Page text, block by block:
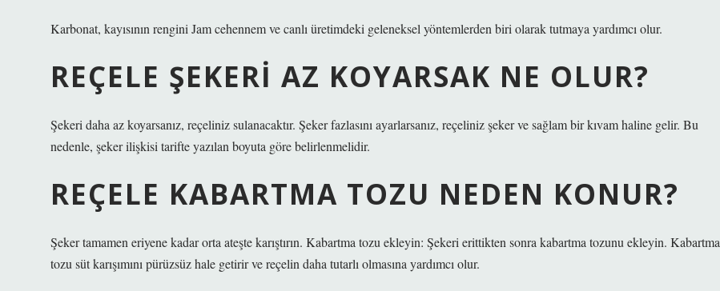
Karbonat, kayısının rengini Jam cehennem ve canlı üretimdeki geleneksel yöntemlerden biri olarak tutmaya yardımcı olur.
REÇELE ŞEKERI AZ KOYARSAK NE OLUR?
Şekeri daha az koyarsanız, reçeliniz sulanacaktır. Şeker fazlasını ayarlarsanız, reçeliniz şeker ve sağlam bir kıvam haline gelir. Bu
nedenle, şeker ilişkisi tarifte yazılan boyuta göre belirlenmelidir.
REÇELE KABARTMA TOZU NEDEN KONUR?
Şeker tamamen eriyene kadar orta ateşte karıştırın. Kabartma tozu ekleyin: Şekeri erittikten sonra kabartma tozunu ekleyin. Kabartma
tozu süt karışımını pürüzsüz hale getirir ve reçelin daha tutarlı olmasına yardımcı olur.